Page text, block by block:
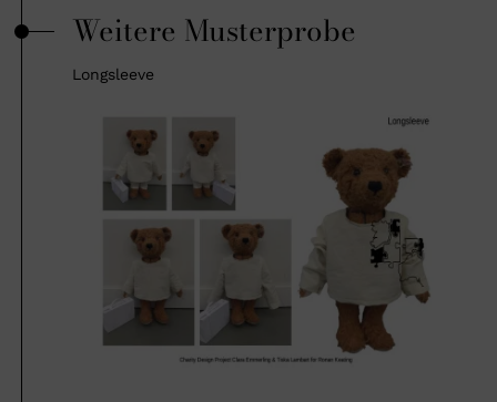
Weitere Musterprobe
Longsleeve